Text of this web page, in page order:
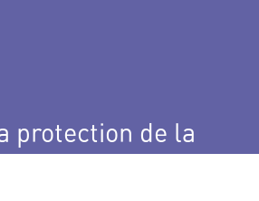
protection de la